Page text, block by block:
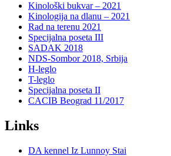
Kinološki bukvar – 2021
Kinologija na dlanu – 2021
Rad na terenu 2021
Specijalna poseta III
SADAK 2018
NDS-Sombor 2018, Srbija
H-leglo
T-leglo
Specijalna poseta II
CACIB Beograd 11/2017
Links
DA kennel Iz Lunnoy Stai